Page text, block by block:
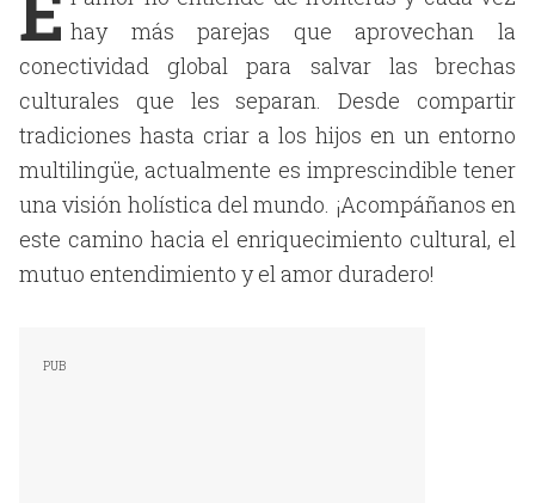
hay más parejas que aprovechan la
conectividad global para salvar las brechas
culturales que les separan. Desde compartir
tradiciones hasta criar a los hijos en un entorno
multilingüe, actualmente es imprescindible tener
una visión holística del mundo. ¡Acompáñanos en
este camino hacia el enriquecimiento cultural, el
mutuo entendimiento y el amor duradero!